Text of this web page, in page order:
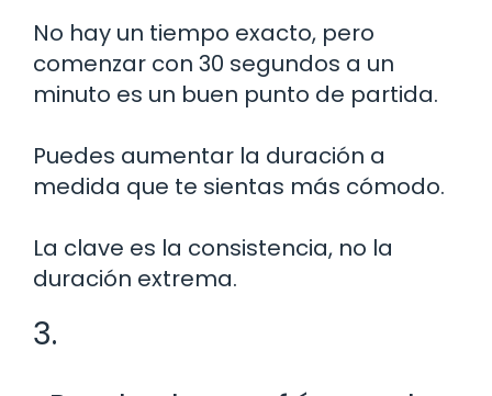
No hay un tiempo exacto, pero
comenzar con 30 segundos a un
minuto es un buen punto de partida.
Puedes aumentar la duración a
medida que te sientas más cómodo.
La clave es la consistencia, no la
duración extrema.
3.